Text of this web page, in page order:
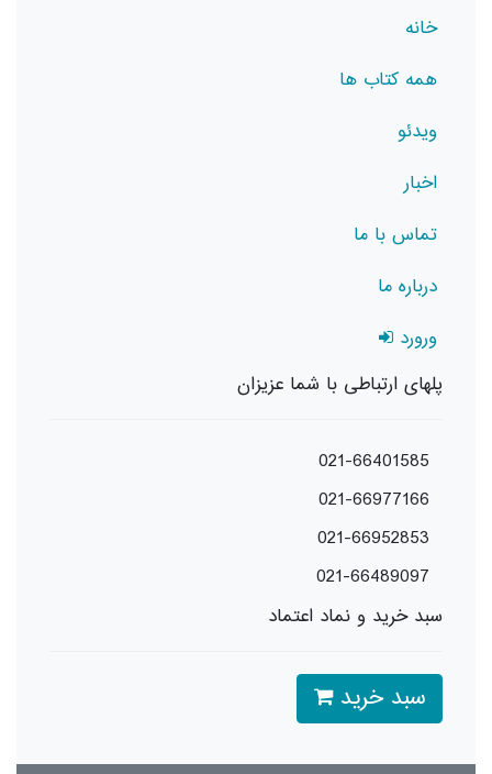
خانه
همه کتاب ها
ویدئو
اخبار
تماس با ما
درباره ما
ورورد
پلهای ارتباطی با شما عزیزان
021-66401585
021-66977166
021-66952853
021-66489097
سبد خرید و نماد اعتماد
سبد خرید